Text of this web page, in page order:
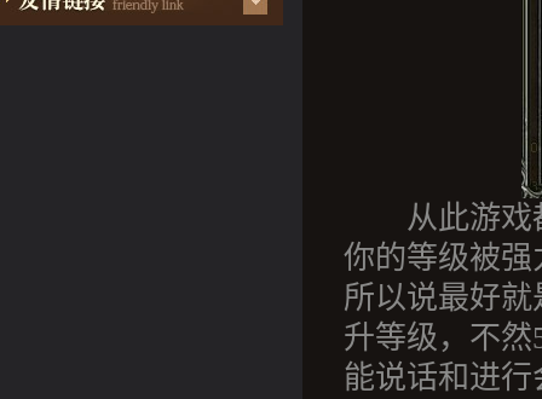
从此游戏都
你的等级被
所以说最好
升等级，不
能说话和进